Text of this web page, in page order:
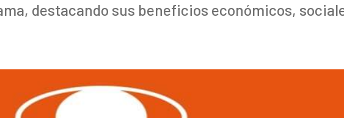
destacando sus beneficios económicos,